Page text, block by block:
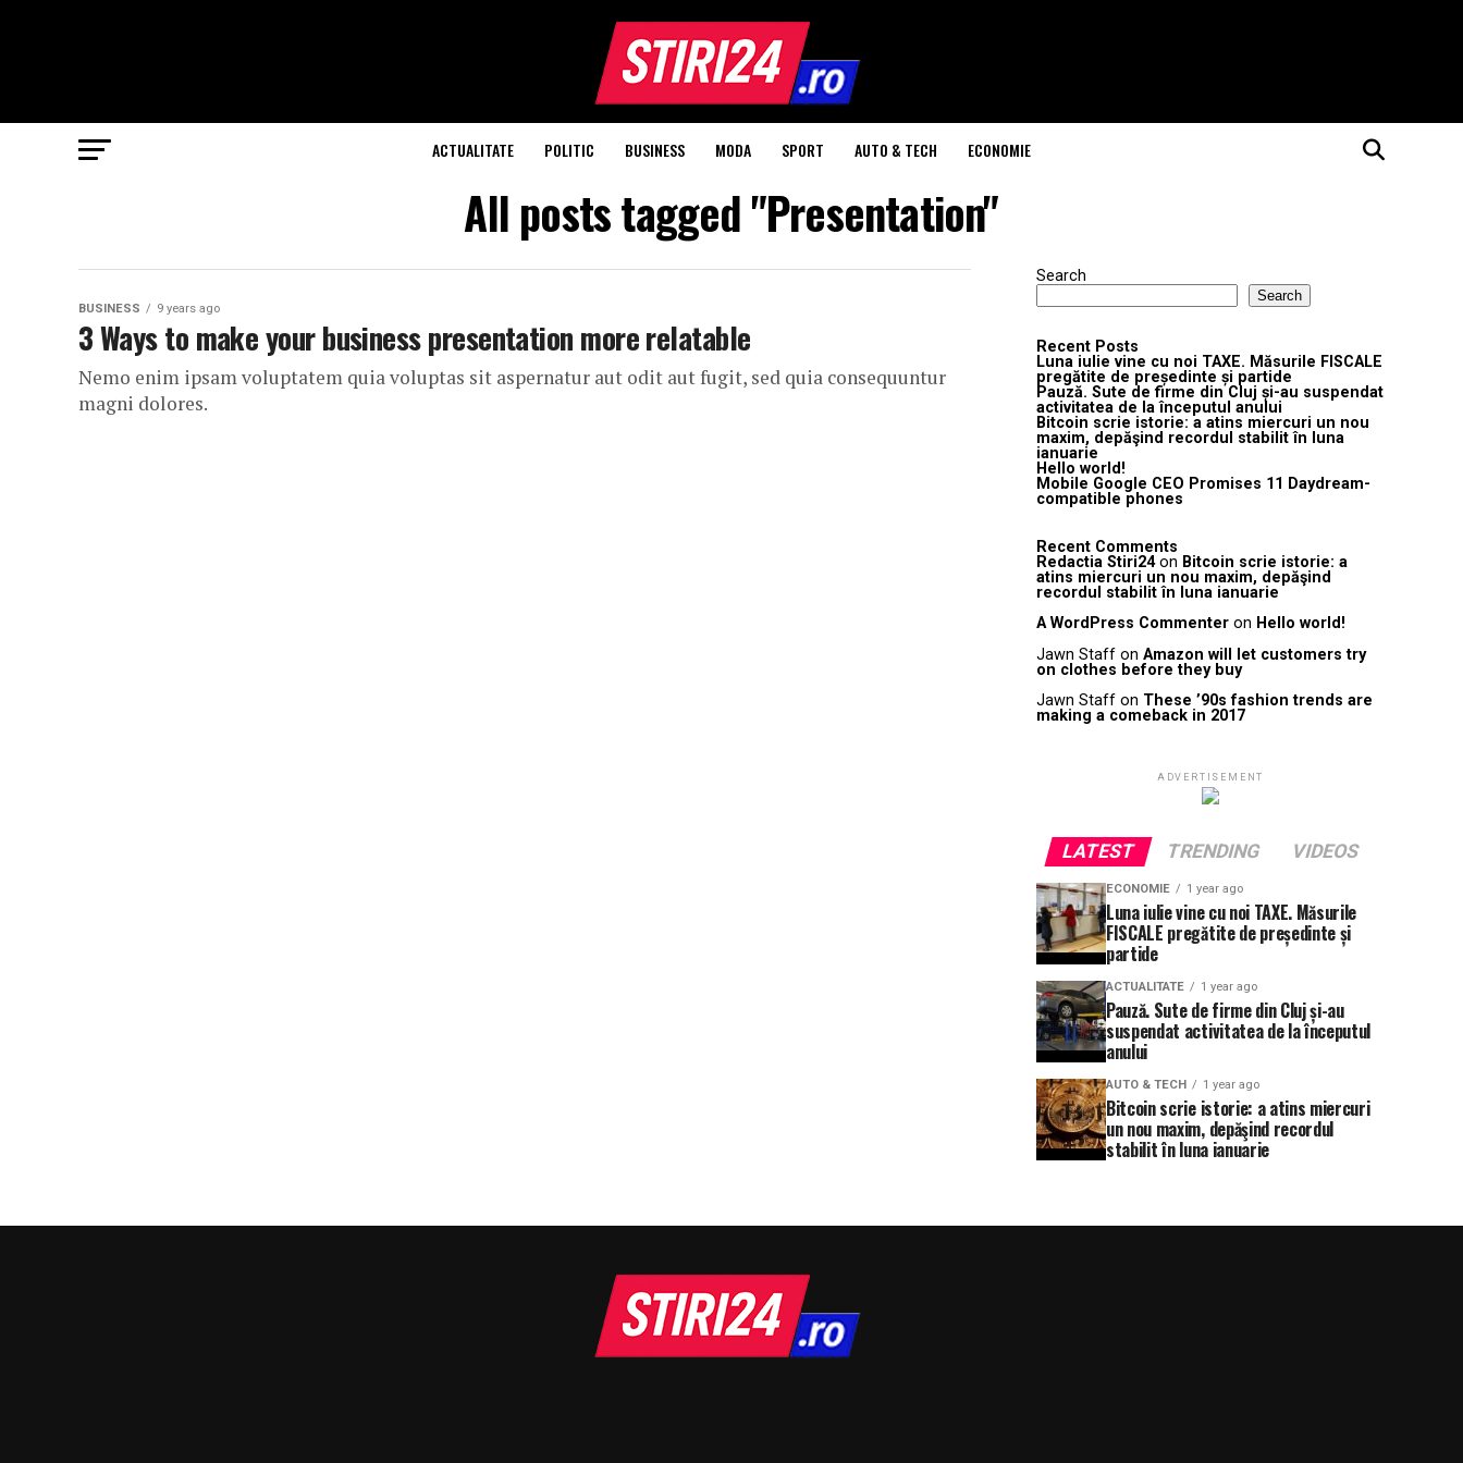
ACTUALITATE POLITIC BUSINESS MODA SPORT AUTO & TECH ECONOMIE
All posts tagged "Presentation"
BUSINESS 9 years ago
3 Ways to make your business presentation more relatable
Nemo enim ipsam voluptatem quia voluptas sit aspernatur aut odit aut fugit, sed quia consequuntur
magni dolores.
Search
Search
Recent Posts
Luna iulie vine cu noi TAXE. Măsurile FISCALE
pregătite de președinte și partide
Pauză. Sute de firme din Cluj și-au suspendat
activitatea de la începutul anului
Bitcoin scrie istorie: a atins miercuri un nou
maxim, depăşind recordul stabilit în luna
ianuarie
Hello world!
Mobile Google CEO Promises 11 Daydream-
compatible phones
Recent Comments
Redactia Stiri24on Bitcoin scrie istorie: a
atins miercuri un nou maxim, depăşind
recordul stabilit în luna ianuarie
A WordPress Commenter on Hello world!
Jawn Staff on Amazon will let customers try
on clothes before they buy
Jawn Staff on These ’90s fashion trends are
making a comeback in 2017
ADVERTISEMENT
LATEST TRENDING VIDEOS
ECONOMIE 1 year ago
Luna iulie vine cu noi TAXE. Măsurile
FISCALE pregătite de președinte și
partide
ACTUALITATE 1 year ago
Pauză. Sute de firme din Cluj și-au
suspendat activitatea de la începutul
anului
AUTO & TECH 1 year ago
Bitcoin scrie istorie: a atins miercuri
un nou maxim, depăşind recordul
stabilit în luna ianuarie